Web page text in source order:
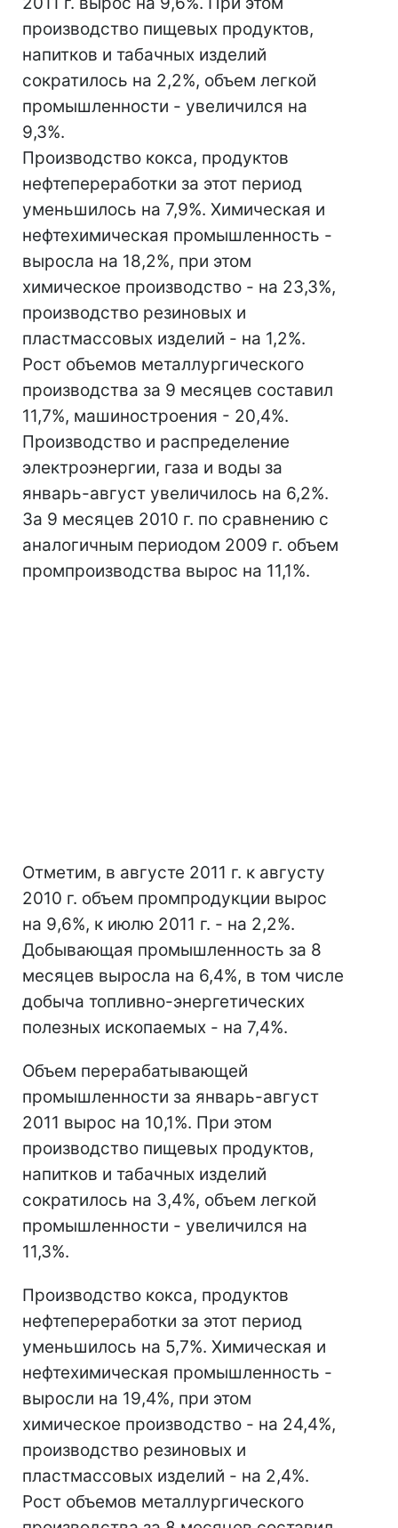
производство пищевых продуктов,
напитков и табачных изделий
сократилось на 2,2%, объем легкой
промышленности - увеличился на
9,3%.
Производство кокса, продуктов
нефтепереработки за этот период
уменьшилось на 7,9%. Химическая и
нефтехимическая промышленность -
выросла на 18,2%, при этом
химическое производство - на 23,3%,
производство резиновых и
пластмассовых изделий - на 1,2%.
Рост объемов металлургического
производства за 9 месяцев составил
11,7%, машиностроения - 20,4%.
Производство и распределение
электроэнергии, газа и воды за
январь-август увеличилось на 6,2%.
За 9 месяцев 2010 г. по сравнению с
аналогичным периодом 2009 г. объем
промпроизводства вырос на 11,1%.
Отметим, в августе 2011 г. к августу
2010 г. объем промпродукции вырос
на 9,6%, к июлю 2011 г. - на 2,2%.
Добывающая промышленность за 8
месяцев выросла на 6,4%, в том числе
добыча топливно-энергетических
полезных ископаемых - на 7,4%.
Объем перерабатывающей
промышленности за январь-август
2011 вырос на 10,1%. При этом
производство пищевых продуктов,
напитков и табачных изделий
сократилось на 3,4%, объем легкой
промышленности - увеличился на
11,3%.
Производство кокса, продуктов
нефтепереработки за этот период
уменьшилось на 5,7%. Химическая и
нефтехимическая промышленность -
выросли на 19,4%, при этом
химическое производство - на 24,4%,
производство резиновых и
пластмассовых изделий - на 2,4%.
Рост объемов металлургического